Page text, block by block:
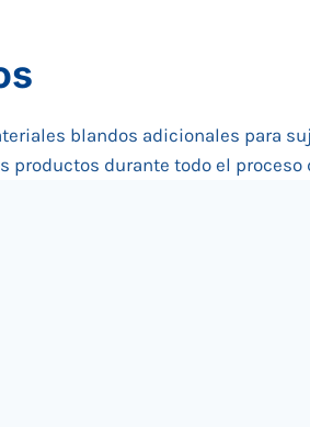
blandos adicionales para
durante todo el proceso